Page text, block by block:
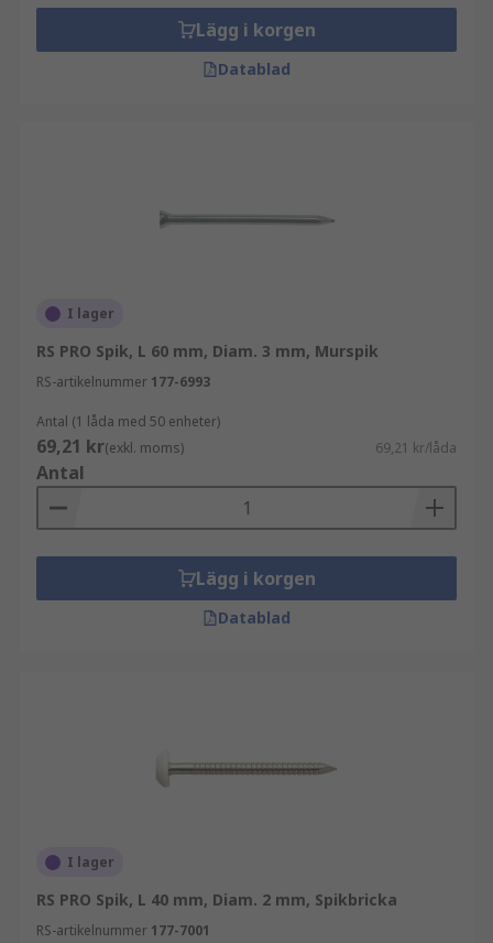
Lägg i korgen
Datablad
I lager
RS PRO Spik, L 60 mm, Diam. 3 mm, Murspik
RS-artikelnummer 177-6993
Antal (1 låda med 50 enheter)
69,21 kr(exkl. moms) 69,21 kr/låda
Antal
Lägg i korgen
Datablad
I lager
RS PRO Spik, L 40 mm, Diam. 2 mm, Spikbricka
RS-artikelnummer 177-7001